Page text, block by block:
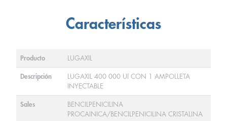
Características
Producto LUGAXIL
Descripción
LUGAXIL 400 000 UI CON 1 AMPOLLETA
INYECTABLE
Sales
BENCILPENICILINA
PROCAINICA/BENCILPENICILINA CRISTALINA